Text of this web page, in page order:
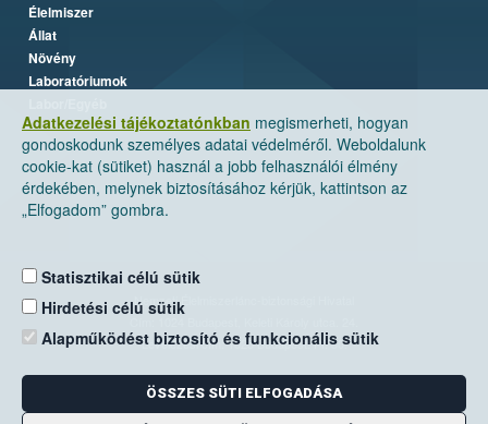
Adatkezelési tájékoztatónkban megismerheti, hogyan
gondoskodunk személyes adatai védelméről. Weboldalunk
cookie-kat (sütiket) használ a jobb felhasználói élmény
érdekében, melynek biztosításához kérjük, kattintson az
„Elfogadom” gombra.
Statisztikai célú sütik
Hirdetési célú sütik
Alapműködést biztosító és funkcionális sütik
ÖSSZES SÜTI ELFOGADÁSA
Élelmiszer
Állat
Növény
Laboratóriumok
Nemzeti Élelmiszerlánc-biztonsági Hivatal
Levelezési cím: 1525 Budapest. Pf. 30.
E-mail:ugyfelszolgalat@nebih.gov.hu